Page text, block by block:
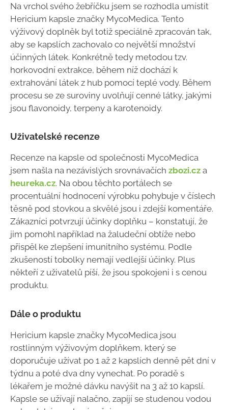
Na vrchol svého žebříčku jsem se rozhodla umístit
Hericium kapsle značky MycoMedica. Tento
výživový doplněk byl totiž speciálně zpracován tak,
aby se kapslích zachovalo co největší množství
účinných látek. Konkrétně tedy metodou tzv.
horkovodní extrakce, během níž dochází k
extrahování látek z hub pomocí teplé vody. Během
procesu se ze suroviny uvolňují cenné látky, jakými
jsou flavonoidy, terpeny a karotenoidy.
Uživatelské recenze
Recenze na kapsle od společnosti MycoMedica
jsem našla na nezávislých srovnávačích zbozi.cz a
heureka.cz. Na obou těchto portálech se
procentuální hodnocení výrobku pohybuje v číslech
těsně pod stovkou a skvělé jsou i zdejší komentáře.
Zákazníci potvrzují účinky doplňku – konstatují, že
jim pomohl například na žaludeční obtíže nebo
přispěl ke zlepšení imunitního systému. Podle
zkušeností tobolky nemají vedlejší účinky. Plus
někteří z uživatelů píší, že jsou spokojeni i s cenou
produktu.
Dále o produktu
Hericium kapsle značky MycoMedica jsou
rostlinným výživovým doplňkem, který se
doporučuje užívat po 1 až 2 kapslích denně pět dní v
týdnu a poté dva dny vynechat. Po poradě s
lékařem je možné dávku navýšit na 3 až 10 kapslí.
Kapsle se užívají nalačno, zapíjí se studenou vodou